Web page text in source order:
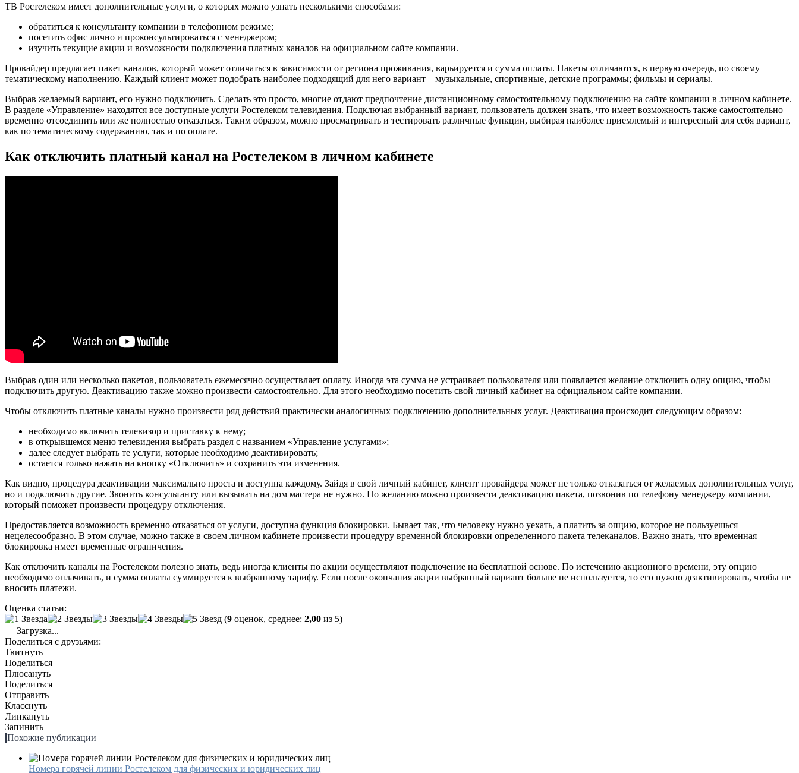
ТВ Ростелеком имеет дополнительные услуги, о которых можно узнать несколькими способами:
обратиться к консультанту компании в телефонном режиме;
посетить офис лично и проконсультироваться с менеджером;
изучить текущие акции и возможности подключения платных каналов на официальном сайте компании.
Провайдер предлагает пакет каналов, который может отличаться в зависимости от региона проживания, варьируется и сумма оплаты. Пакеты отличаются, в первую очередь, по своему
тематическому наполнению. Каждый клиент может подобрать наиболее подходящий для него вариант – музыкальные, спортивные, детские программы; фильмы и сериалы.
Выбрав желаемый вариант, его нужно подключить. Сделать это просто, многие отдают предпочтение дистанционному самостоятельному подключению на сайте компании в личном кабинете.
В разделе «Управление» находятся все доступные услуги Ростелеком телевидения. Подключая выбранный вариант, пользователь должен знать, что имеет возможность также самостоятельно
временно отсоединить или же полностью отказаться. Таким образом, можно просматривать и тестировать различные функции, выбирая наиболее приемлемый и интересный для себя вариант,
как по тематическому содержанию, так и по оплате.
Как отключить платный канал на Ростелеком в личном кабинете
Выбрав один или несколько пакетов, пользователь ежемесячно осуществляет оплату. Иногда эта сумма не устраивает пользователя или появляется желание отключить одну опцию, чтобы
подключить другую. Деактивацию также можно произвести самостоятельно. Для этого необходимо посетить свой личный кабинет на официальном сайте компании.
Чтобы отключить платные каналы нужно произвести ряд действий практически аналогичных подключению дополнительных услуг. Деактивация происходит следующим образом:
необходимо включить телевизор и приставку к нему;
в открывшемся меню телевидения выбрать раздел с названием «Управление услугами»;
далее следует выбрать те услуги, которые необходимо деактивировать;
остается только нажать на кнопку «Отключить» и сохранить эти изменения.
Как видно, процедура деактивации максимально проста и доступна каждому. Зайдя в свой личный кабинет, клиент провайдера может не только отказаться от желаемых дополнительных услуг,
но и подключить другие. Звонить консультанту или вызывать на дом мастера не нужно. По желанию можно произвести деактивацию пакета, позвонив по телефону менеджеру компании,
который поможет произвести процедуру отключения.
Предоставляется возможность временно отказаться от услуги, доступна функция блокировки. Бывает так, что человеку нужно уехать, а платить за опцию, которое не пользуешься
нецелесообразно. В этом случае, можно также в своем личном кабинете произвести процедуру временной блокировки определенного пакета телеканалов. Важно знать, что временная
блокировка имеет временные ограничения.
Как отключить каналы на Ростелеком полезно знать, ведь иногда клиенты по акции осуществляют подключение на бесплатной основе. По истечению акционного времени, эту опцию
необходимо оплачивать, и сумма оплаты суммируется к выбранному тарифу. Если после окончания акции выбранный вариант больше не используется, то его нужно деактивировать, чтобы не
вносить платежи.
Оценка статьи:
(9 оценок, среднее: 2,00 из 5)
Загрузка...
Поделиться с друзьями:
Твитнуть
Поделиться
Плюсануть
Поделиться
Отправить
Класснуть
Линкануть
Запинить
Похожие публикации
Номера горячей линии Ростелеком для физических и юридических лиц